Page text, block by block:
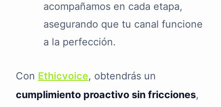
acompañamos en cada etapa,
asegurando que tu canal funcione
a la perfección.
Con Ethicvoice, obtendrás un
cumplimiento proactivo sin fricciones,